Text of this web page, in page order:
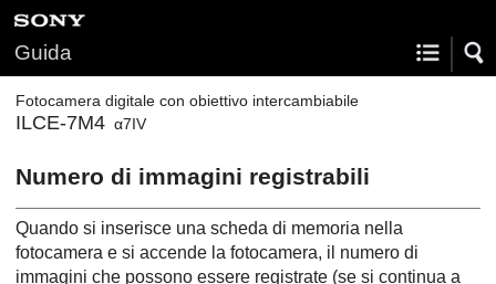
Guida
Fotocamera digitale con obiettivo intercambiabile
ILCE-7M4 α7IV
Numero di immagini registrabili
Quando si inserisce una scheda di memoria nella
fotocamera e si accende la fotocamera, il numero di
immagini che possono essere registrate (se si continua a